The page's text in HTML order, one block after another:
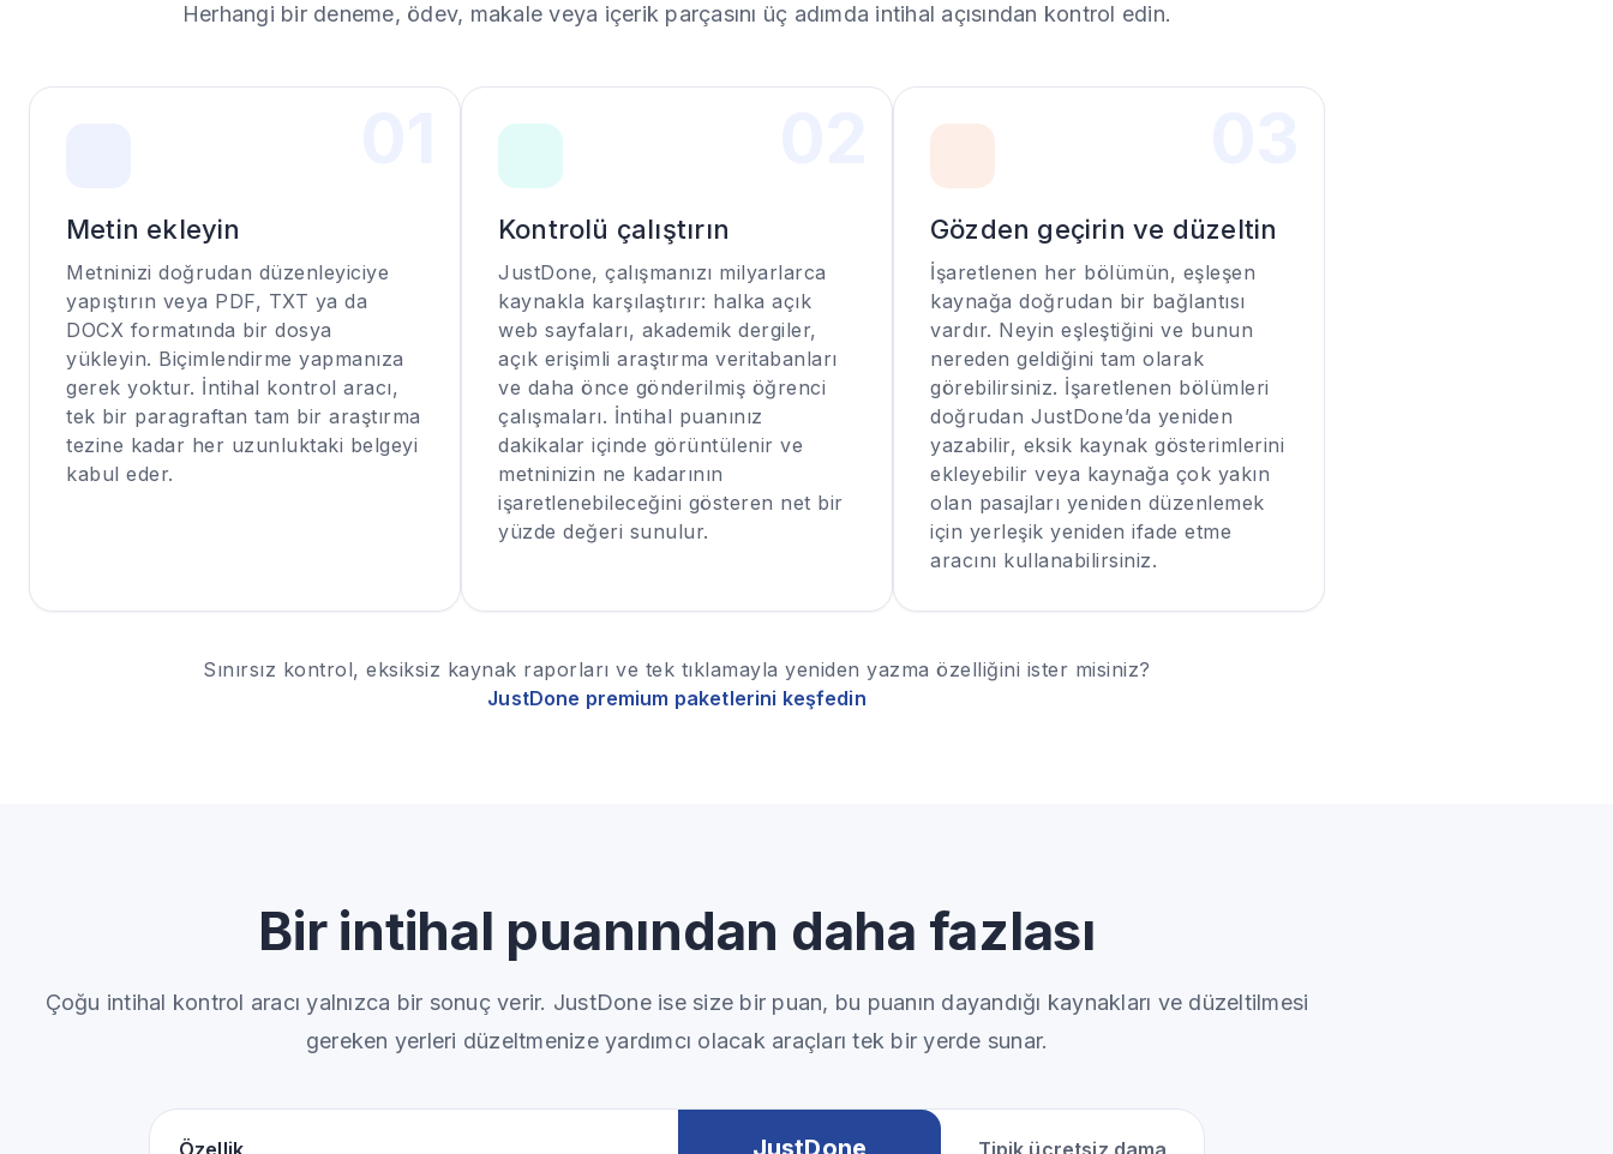
Herhangi bir deneme, ödev, makale veya içerik parçasını üç adımda intihal açısından kontrol edin.
Metin ekleyin
Metninizi doğrudan düzenleyiciye
yapıştırın veya PDF, TXT ya da
DOCX formatında bir dosya
yükleyin. Biçimlendirme yapmanıza
gerek yoktur. İntihal kontrol aracı,
tek bir paragraftan tam bir araştırma
tezine kadar her uzunluktaki belgeyi
kabul eder.
Kontrolü çalıştırın
JustDone, çalışmanızı milyarlarca
kaynakla karşılaştırır: halka açık
web sayfaları, akademik dergiler,
açık erişimli araştırma veritabanları
ve daha önce gönderilmiş öğrenci
çalışmaları. İntihal puanınız
dakikalar içinde görüntülenir ve
metninizin ne kadarının
işaretlenebileceğini gösteren net bir
yüzde değeri sunulur.
Gözden geçirin ve düzeltin
İşaretlenen her bölümün, eşleşen
kaynağa doğrudan bir bağlantısı
vardır. Neyin eşleştiğini ve bunun
nereden geldiğini tam olarak
görebilirsiniz. İşaretlenen bölümleri
doğrudan JustDone’da yeniden
yazabilir, eksik kaynak gösterimlerini
ekleyebilir veya kaynağa çok yakın
olan pasajları yeniden düzenlemek
için yerleşik yeniden ifade etme
aracını kullanabilirsiniz.
Sınırsız kontrol, eksiksiz kaynak raporları ve tek tıklamayla yeniden yazma özelliğini ister misiniz?
JustDone premium paketlerini keşfedin
Bir intihal puanından daha fazlası
Çoğu intihal kontrol aracı yalnızca bir sonuç verir. JustDone ise size bir puan, bu puanın dayandığı kaynakları ve düzeltilmesi
gereken yerleri düzeltmenize yardımcı olacak araçları tek bir yerde sunar.